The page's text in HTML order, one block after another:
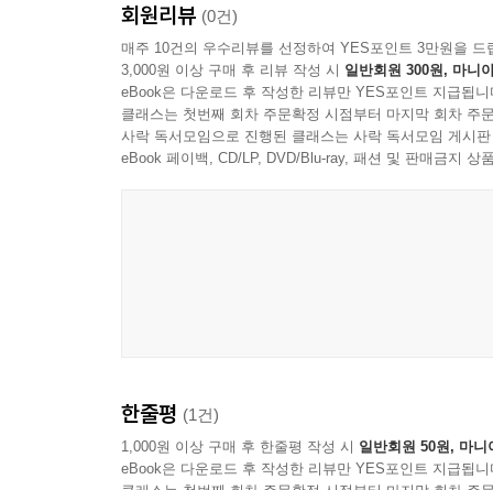
에 안착했고, 엔지니어들은 1단 부스터가 통제 불
최초로 시험한 다음 날인 2014년 4월 18일, 스페
사용 가능 로켓이었다. 1단 로켓은
바다로 하강하며 훌륭히 착륙했지만, 부유식 플랫
--- p.40-41, 「재사용 가능성을 향한 긴 여정」 중
타십 시스템은 최대 100명을 싣고 화성을 오갈 수
고 말한 생명 재
생 시스템이 필요하다. 스타십이 인간을 쏘아 올
선수도 바뀌었고, 관객도 바뀌었다 : 인류의 영원한
사람들은 일론 머스크가 올린 수많은 짧은 영상
농담 역시 한몫했다. 미국과 소련의 체제 경쟁 양
그러나 우리는 그로부터 반세기가 지난 시대를
인류를 다중행성종으로 만들고자 거대한 함대를
회원리뷰 (0건)
매주 10건의 우수리뷰를 선정하여 YES포인트 3만원을 드
3,000원 이상 구매 후 리뷰 작성 시 일반회원 300원, 마니
eBook은 다운로드 후 작성한 리뷰만 YES포인트 지급됩니
클래스는 첫번째 회차 주문확정 시점부터 마지막 회차 주
사락 독서모임으로 진행된 클래스는 사락 독서모임 게시
eBook 페이백, CD/LP, DVD/Blu-ray, 패션 및 판매금지 상
한줄평 (1건)
1,000원 이상 구매 후 한줄평 작성 시 일반회원 50원, 마니
eBook은 다운로드 후 작성한 리뷰만 YES포인트 지급됩니